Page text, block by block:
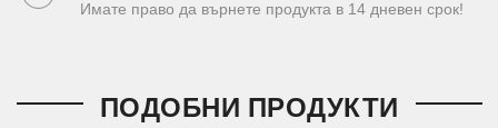
Имате право да върнете продукта в 14 дневен срок!
ПОДОБНИ ПРОДУКТИ